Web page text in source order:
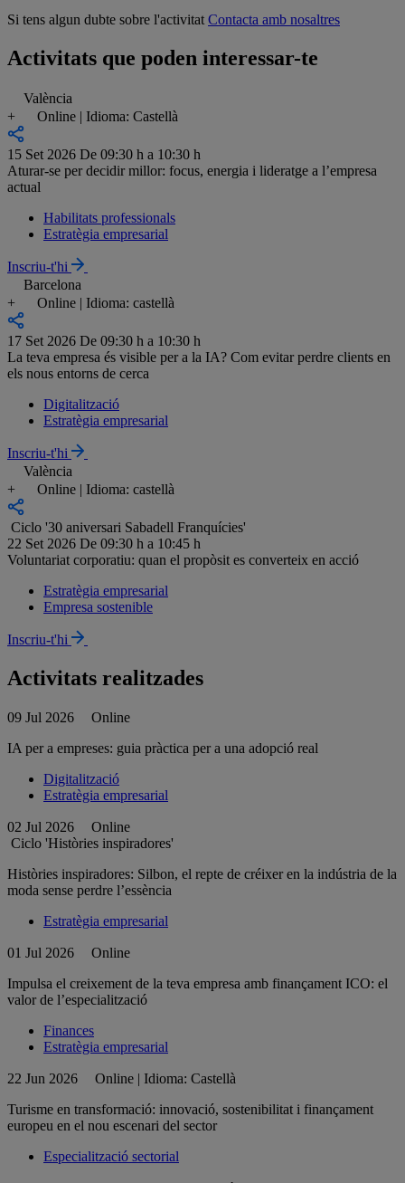
Si tens algun dubte sobre l'activitat Contacta amb nosaltres
Activitats que poden interessar-te
València
+
Online | Idioma: Castellà
15 Set 2026 De 09:30 h a 10:30 h
Aturar-se per decidir millor: focus, energia i lideratge a l’empresa
actual
Habilitats professionals
Estratègia empresarial
Inscriu-t'hi
Barcelona
+
Online | Idioma: castellà
17 Set 2026 De 09:30 h a 10:30 h
La teva empresa és visible per a la IA? Com evitar perdre clients en
els nous entorns de cerca
Digitalització
Estratègia empresarial
Inscriu-t'hi
València
+
Online | Idioma: castellà
Ciclo '30 aniversari Sabadell Franquícies'
22 Set 2026 De 09:30 h a 10:45 h
Voluntariat corporatiu: quan el propòsit es converteix en acció
Estratègia empresarial
Empresa sostenible
Inscriu-t'hi
Activitats realitzades
09 Jul 2026
Online
IA per a empreses: guia pràctica per a una adopció real
Digitalització
Estratègia empresarial
02 Jul 2026
Online
Ciclo 'Històries inspiradores'
Històries inspiradores: Silbon, el repte de créixer en la indústria de la
moda sense perdre l’essència
Estratègia empresarial
01 Jul 2026
Online
Impulsa el creixement de la teva empresa amb finançament ICO: el
valor de l’especialització
Finances
Estratègia empresarial
22 Jun 2026
Online | Idioma: Castellà
Turisme en transformació: innovació, sostenibilitat i finançament
europeu en el nou escenari del sector
Especialització sectorial